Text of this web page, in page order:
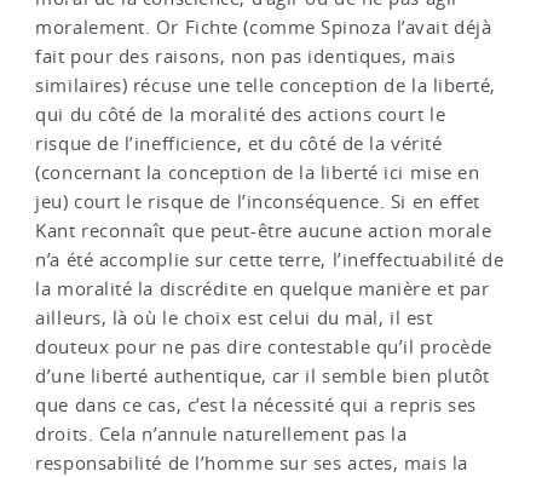
moralement. Or Fichte (comme Spinoza l’avait déjà
fait pour des raisons, non pas identiques, mais
similaires) récuse une telle conception de la liberté,
qui du côté de la moralité des actions court le
risque de l’inefficience, et du côté de la vérité
(concernant la conception de la liberté ici mise en
jeu) court le risque de l’inconséquence. Si en effet
Kant reconnaît que peut-être aucune action morale
n’a été accomplie sur cette terre, l’ineffectuabilité de
la moralité la discrédite en quelque manière et par
ailleurs, là où le choix est celui du mal, il est
douteux pour ne pas dire contestable qu’il procède
d’une liberté authentique, car il semble bien plutôt
que dans ce cas, c’est la nécessité qui a repris ses
droits. Cela n’annule naturellement pas la
responsabilité de l’homme sur ses actes, mais la